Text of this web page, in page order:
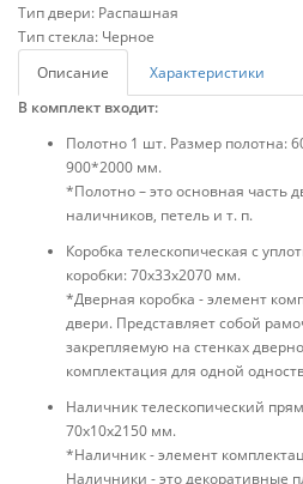
Тип двери: Распашная
Тип стекла: Черное
Описание
Характеристики
В комплект входит:
Полотно 1 шт. Размер полотна:
900*2000 мм.
*Полотно – это основная часть
наличников, петель и т. п.
Коробка телескопическая с
коробки: 70x33x2070 мм.
*Дверная коробка - элемент
двери. Представляет собой
закрепляемую на стенках
комплектация для одной
Наличник телескопический
70x10x2150 мм.
*Наличник - элемент
Наличники - это декоративные